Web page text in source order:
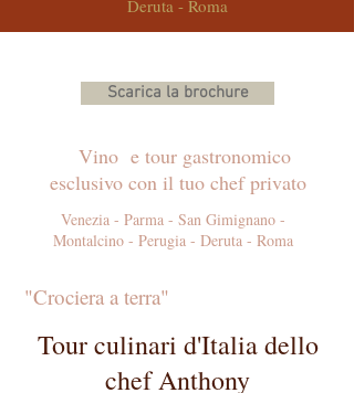
Deruta - Roma
Scarica la brochure
Vino e tour gastronomico
esclusivo con il tuo chef privato
Venezia - Parma - San Gimignano -
Montalcino - Perugia - Deruta - Roma
"Crociera a terra"
Tour culinari d'Italia dello
chef Anthony